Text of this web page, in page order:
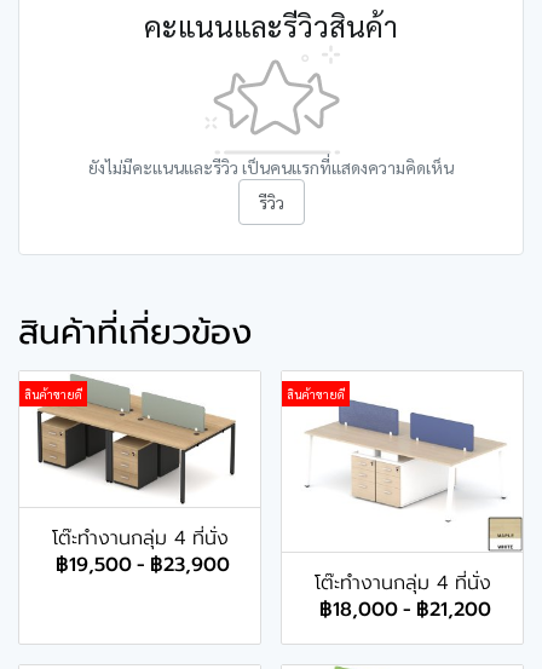
คะแนนและรีวิวสินค้า
ยังไม่มีคะแนนและรีวิว เป็นคนแรกที่แสดงความคิดเห็น
รีวิว
สินค้าที่เกี่ยวข้อง
สินค้าขายดี
โต๊ะทำงานกลุ่ม 4 ที่นั่ง
฿19,500- ฿23,900
สินค้าขายดี
โต๊ะทำงานกลุ่ม 4 ที่นั่ง
฿18,000- ฿21,200